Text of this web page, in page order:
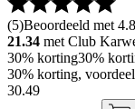
(5)Beoordeeld met
21.34 met Club
30% korting30%
30% korting,
30.49